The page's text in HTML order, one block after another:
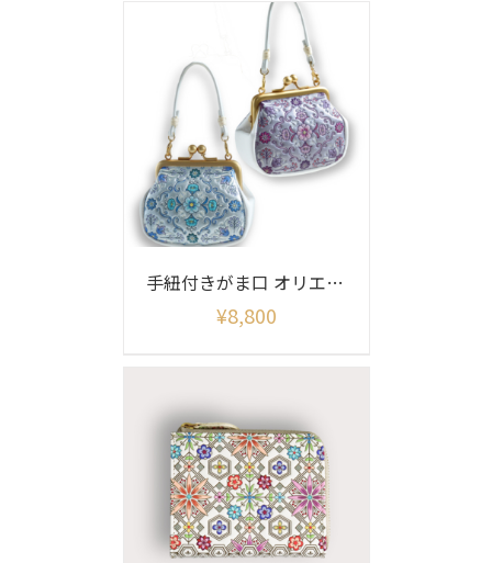
手紐付きがま口 オリエント柄シャイニー
¥8,800